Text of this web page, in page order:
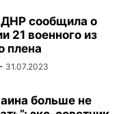
сообщила о
21 военного из
плена
- 31.07.2023
больше не